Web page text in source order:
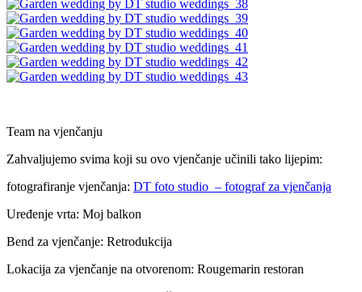
Team na vjenčanju
Zahvaljujemo svima koji su ovo vjenčanje učinili tako lijepim:
fotografiranje vjenčanja: DT foto studio – fotograf za vjenčanja
Uređenje vrta: Moj balkon
Bend za vjenčanje: Retrodukcija
Lokacija za vjenčanje na otvorenom: Rougemarin restoran